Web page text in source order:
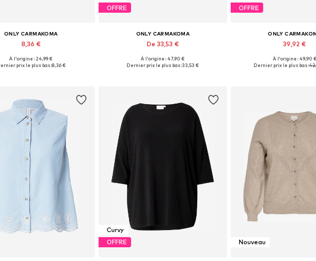
ONLY CARMAKOMA
8,36 €
en plusieurs tailles
À l'origine : 24,99 €
prix le plus bas :8,36 €
OFFRE
ONLY CARMAKOMA
De 33,53 €
À l'origine : 47,90 €
Dernier prix le plus bas :33,53 €
OFFRE
ONLY
39,92 €
Disponible en
À l'origine : 49,90 €
Dernier prix le plus bas :
Curvy
OFFRE
Nouveau